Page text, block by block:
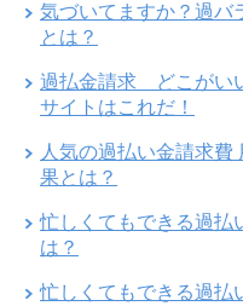
気づいてますか？過バ
とは？
過払金請求 どこがい
サイトはこれだ！
人気の過払い金請求費
果とは？
忙しくてもできる過払
は？
忙しくてもできる過払